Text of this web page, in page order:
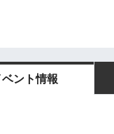
ベント情報